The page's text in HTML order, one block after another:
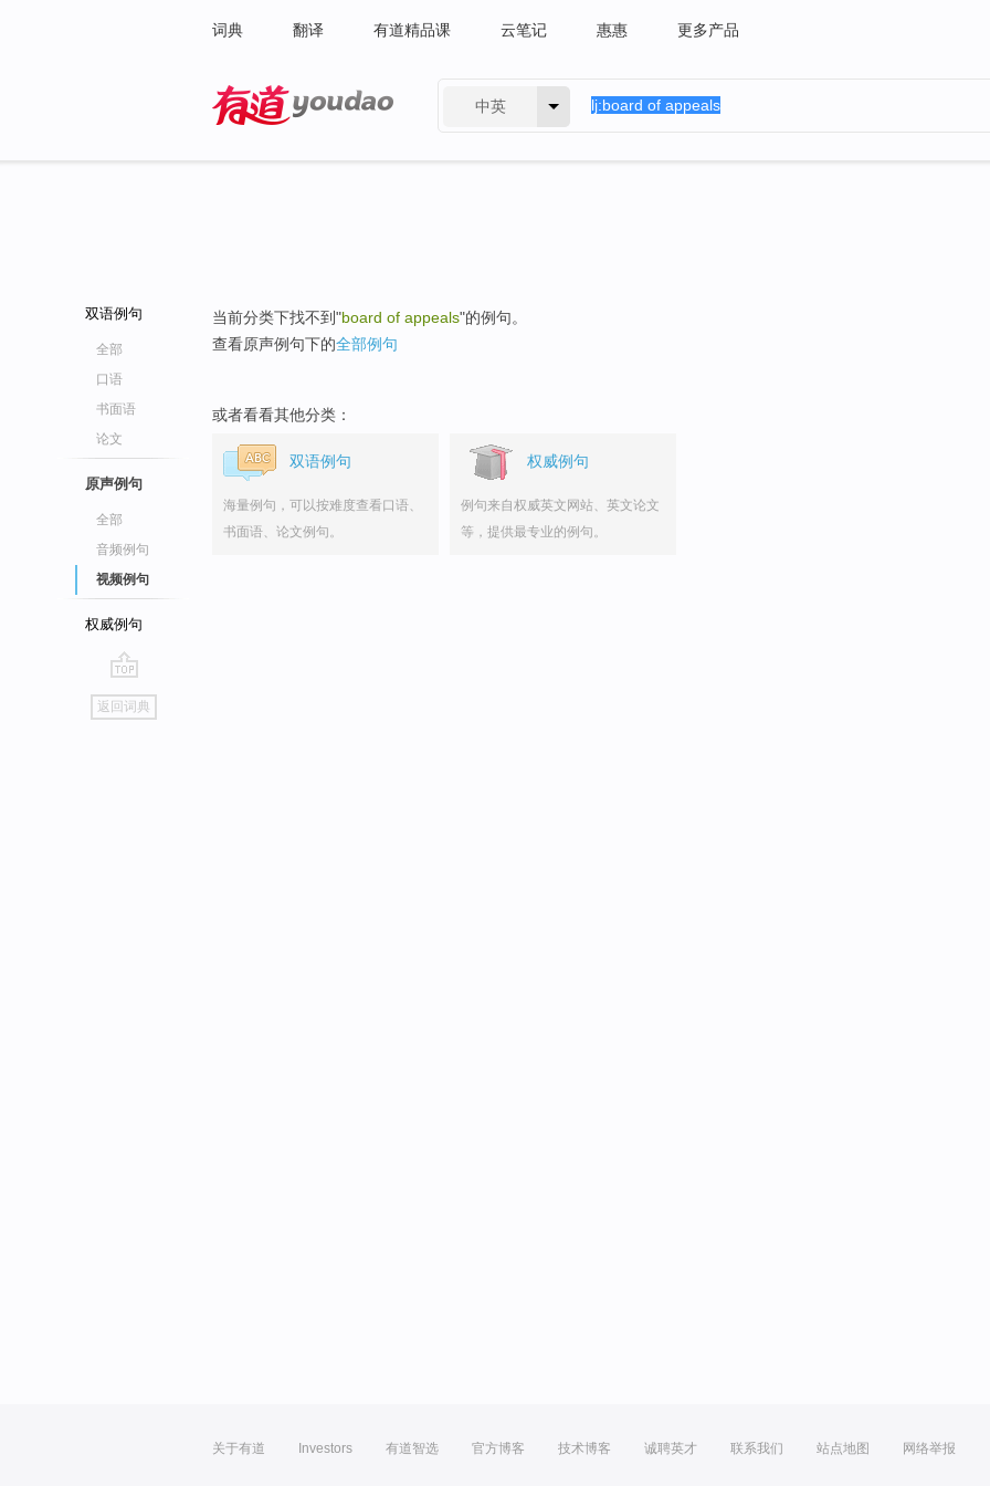
词典 翻译 有道精品课 云笔记 惠惠 更多产品
中英
双语例句
全部
口语
书面语
论文
原声例句
全部
音频例句
视频例句
权威例句
go
top
返回词典
当前分类下找不到"board of appeals"的例句。
查看原声例句下的全部例句
或者看看其他分类：
双语例句
海量例句，可以按难度查看口语、
书面语、论文例句。
权威例句
例句来自权威英文网站、英文论文
等，提供最专业的例句。
关于有道 Investors 有道智选 官方博客 技术博客 诚聘英才 联系我们 站点地图 网络举报